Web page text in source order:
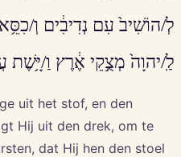
לְ/הוֹשִׁיב֙ עִם נְדִיבִ֔ים וְ/
לַֽ/יהוָה֙ מְצֻ֣קֵי אֶ֔רֶץ וַ/יָּ֥שֶׁת
uit het stof, en den
Hij uit den drek, om te
dat Hij hen den stoel